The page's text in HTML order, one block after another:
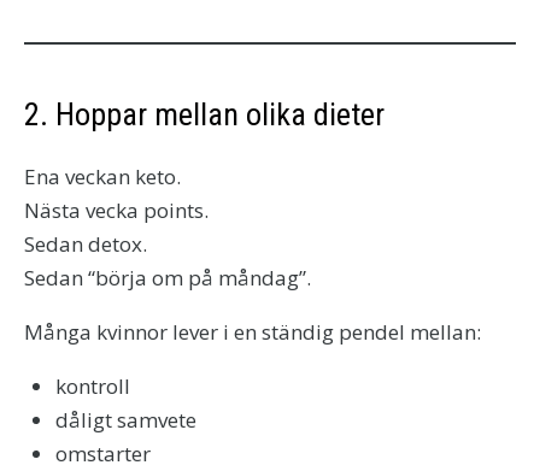
2. Hoppar mellan olika dieter
Ena veckan keto.
Nästa vecka points.
Sedan detox.
Sedan “börja om på måndag”.
Många kvinnor lever i en ständig pendel mellan:
kontroll
dåligt samvete
omstarter